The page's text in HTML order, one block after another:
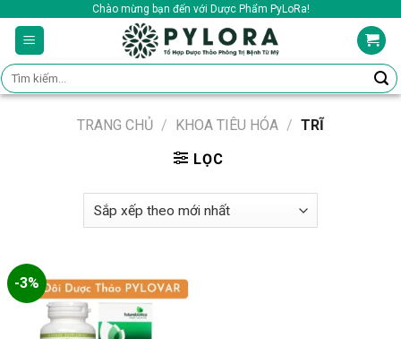
content
Chào mừng bạn đến với Dược Phẩm PyLoRa!
Tìm
kiếm:
TRANG CHỦ / KHOA TIÊU HÓA / TRĨ
LỌC
-3%